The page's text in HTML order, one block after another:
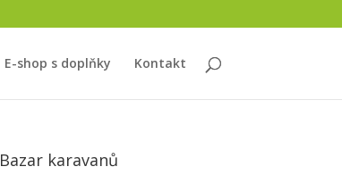
E-shop s doplňky Kontakt
Bazar karavanů